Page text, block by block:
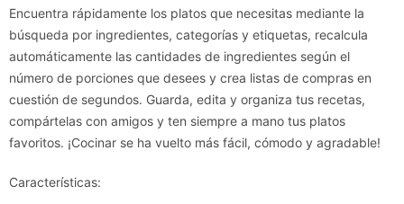
Encuentra rápidamente los platos que necesitas mediante la
búsqueda por ingredientes, categorías y etiquetas, recalcula
automáticamente las cantidades de ingredientes según el
número de porciones que desees y crea listas de compras en
cuestión de segundos. Guarda, edita y organiza tus recetas,
compártelas con amigos y ten siempre a mano tus platos
favoritos. ¡Cocinar se ha vuelto más fácil, cómodo y agradable!
Características: